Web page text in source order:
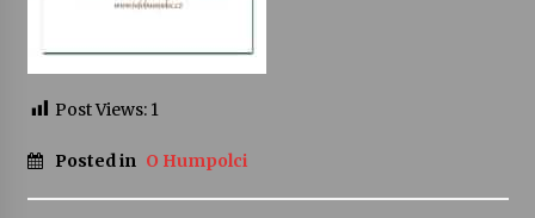
Post Views: 1
Posted in O Humpolci